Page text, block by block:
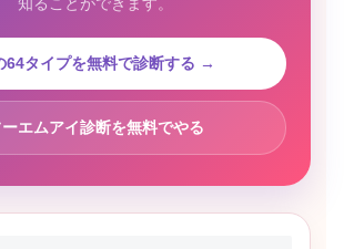
64タイプを無料で診断する →
ーエムアイ診断を無料でやる